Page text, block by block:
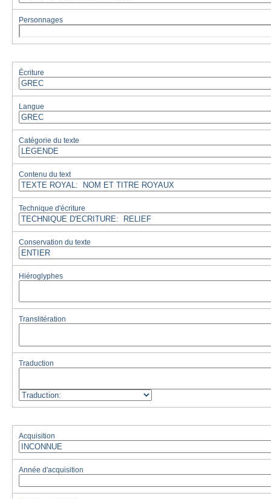
Personnages
Écriture
Langue
Catégorie du texte
Contenu du text
Technique d'écriture
Conservation du texte
Hiéroglyphes
Translitération
Traduction
Acquisition
Année d'acquisition